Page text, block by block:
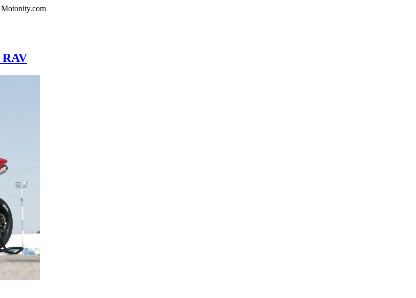
Motonity.com